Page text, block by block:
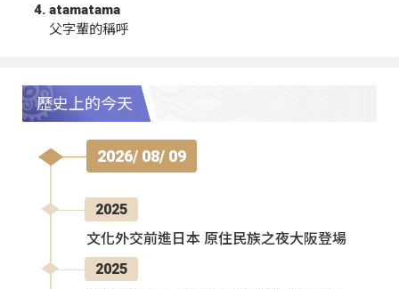
atamatama
父字輩的稱呼
歷史上的今天
2026/ 08/ 09
2025
文化外交前進日本 原住民族之夜大阪登場
2025